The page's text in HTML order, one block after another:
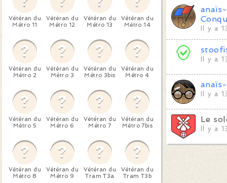
Vétéran du
Métro 11
Vétéran du
Métro 12
Vétéran du
Métro 13
Vétéran du
Métro 14
Vétéran du
Métro 2
Vétéran du
Métro 3
Vétéran du
Métro 3bis
Vétéran du
Métro 4
Vétéran du
Métro 5
Vétéran du
Métro 6
Vétéran du
Métro 7
Vétéran du
Métro 7bis
Vétéran du
Métro 8
Vétéran du
Métro 9
Vétéran du
Tram T3a
Vétéran du
Tram T3b
Il y a
Il y a
Il y a
Le
Il y a